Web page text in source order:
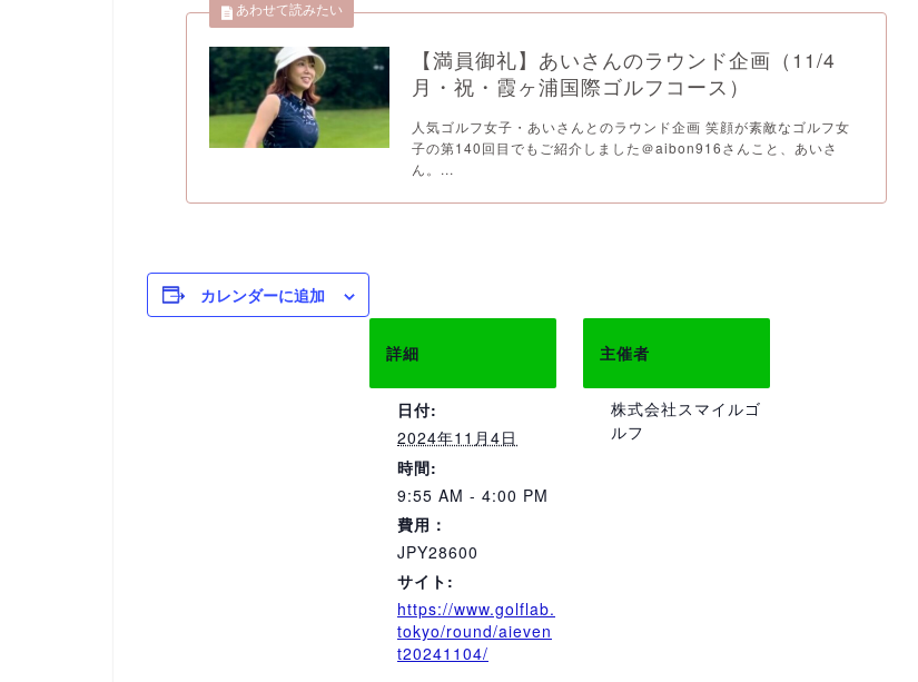
【満員御礼】あいさんのラウンド企画（11/4
月・祝・霞ヶ浦国際ゴルフコース）
人気ゴルフ女子・あいさんとのラウンド企画 笑顔が素敵なゴルフ女
子の第140回目でもご紹介しました＠aibon916さんこと、あいさ
ん。...
カレンダーに追加
詳細
日付:
2024年11月4日
時間:
9:55 AM - 4:00 PM
費用：
JPY28600
サイト:
https://www.golflab.
tokyo/round/aieven
t20241104/
主催者
株式会社スマイルゴ
ルフ